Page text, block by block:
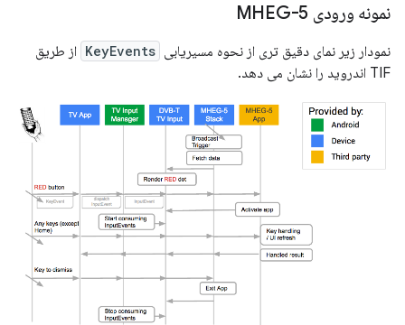
نمونه ورودی MHEG-5
نمودار زیر نمای دقیق تری از نحوه مسیریابی KeyEvents از طریق
TIF اندروید را نشان می دهد.